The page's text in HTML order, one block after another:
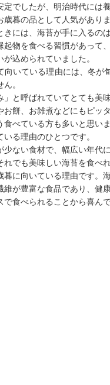
定でしたが、明治時代には
暮の品として人気がありま
には、海苔が手に入るの
起物を食べる習慣があっ
込められていました。
向いている理由には、冬
。
と呼ばれていてとても美
餅、お雑煮などにもピッタ
べている方も多いと思い
る理由のひとつです。
少ない食材で、幅広い年代
でも美味しい海苔を食べ
に向いている理由です。
維が豊富な食品であり、健
食べられることから喜ん